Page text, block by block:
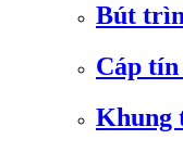
Bút
Cáp
Khung